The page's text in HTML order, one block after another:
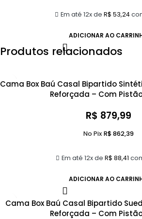
Em até 12x de R$ 53,24
ADICIONAR AO
Produtos relacionados
Cama Box Baú Casal Bipartido
Reforçada – Com
R$ 879,99
Em até 12x de R$ 88,41
No Pix R$862,39
ADICIONAR AO
Cama Box Baú Casal Bipartido
Reforçada – Com